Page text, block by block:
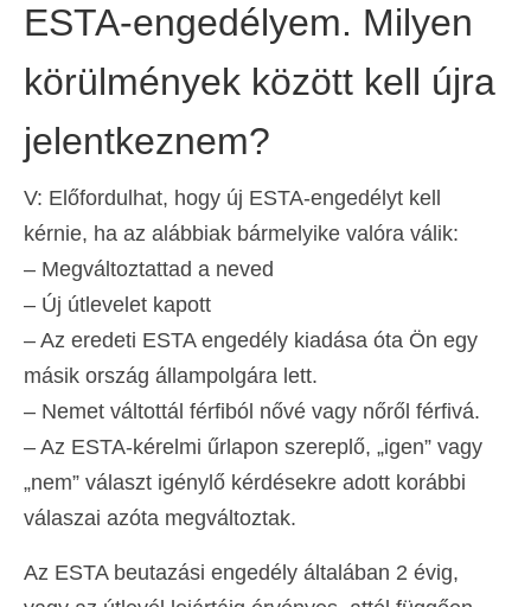
ESTA-engedélyem. Milyen
körülmények között kell újra
jelentkeznem?
V: Előfordulhat, hogy új ESTA-engedélyt kell
kérnie, ha az alábbiak bármelyike valóra válik:
– Megváltoztattad a neved
– Új útlevelet kapott
– Az eredeti ESTA engedély kiadása óta Ön egy
másik ország állampolgára lett.
– Nemet váltottál férfiból nővé vagy nőről férfivá.
– Az ESTA-kérelmi űrlapon szereplő, „igen” vagy
„nem” választ igénylő kérdésekre adott korábbi
válaszai azóta megváltoztak.
Az ESTA beutazási engedély általában 2 évig,